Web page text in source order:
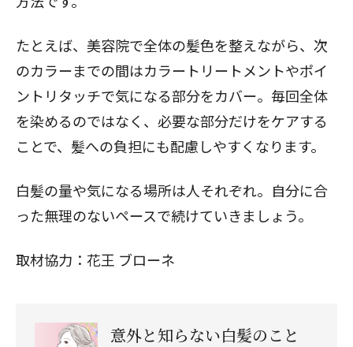
たとえば、美容院で全体の髪色を整えながら、次
のカラーまでの間はカラートリートメントやポイ
ントリタッチで気になる部分をカバー。毎回全体
を染めるのではなく、必要な部分だけをケアする
ことで、髪への負担にも配慮しやすくなります。
白髪の量や気になる場所は人それぞれ。自分に合
った無理のないペースで続けていきましょう。
取材協力： 花王 ブローネ
意外と知らない白髪のこと